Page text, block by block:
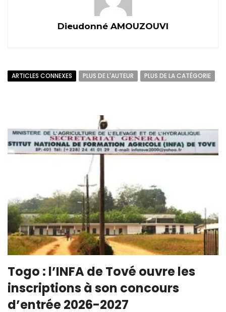
Dieudonné AMOUZOUVI
ARTICLES CONNEXES PLUS DE L'AUTEUR PLUS DE LA CATÉGORIE
Togo : l’INFA de Tové ouvre les
inscriptions à son concours
d’entrée 2026-2027